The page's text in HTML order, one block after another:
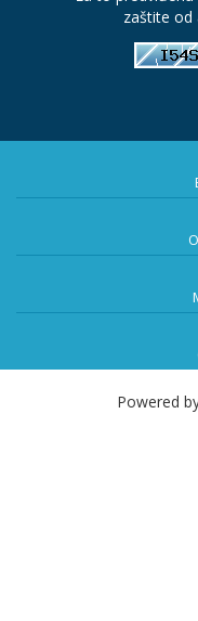
zaštite od
Powered